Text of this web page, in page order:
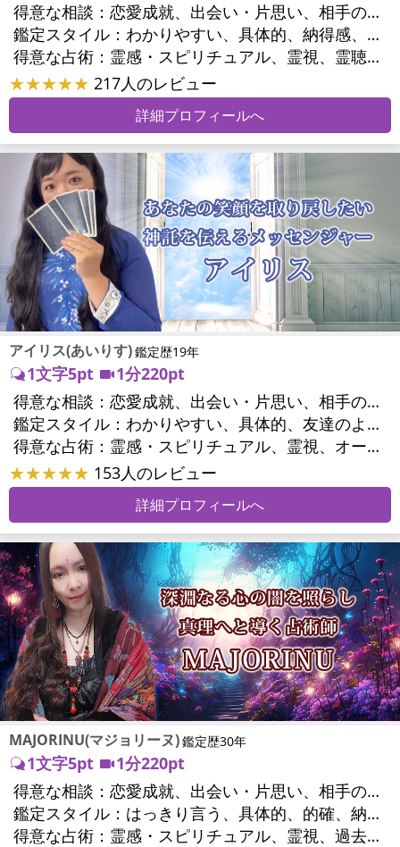
得意な相談：
恋愛成就、出会い・片思い、相手の気持ち、相性、縁結び、結婚、男心・女心、二人の今後、複雑な恋愛、三角関係、略奪愛、浮気、不倫、復活愛、復縁、離婚、同性愛・LGBT、人間関係、職場の人間関係、対人関係、仕事運、適職、天職、転職、進路、就職、人生全般、使命、経営相談、人事、開業、廃業、夢、目標、ビジネスチャンス、ビジネスパートナー、パワーハラスメント、セクシャルハラスメント、家族関係、夫婦関係、家庭問題、夫婦問題、親族問題、育児・子育て、シングルマザー、ドメスティックバイオレンス、相続関係、美容、精神問題、心の問題、うつ、ストレス、いじめ、人生相談、霊的問題、ご先祖様、守護霊様、お墓参り、魂の本質、前世、来世、夢診断、ペットの気持ち、ペット交信、ペットへのヒーリング、パワーストーン選択、引越し・転居、方位、開運指導、健康運、金銭トラブル、ご近所問題、縁切り
鑑定スタイル：
わかりやすい、具体的、納得感、友達のように相談できる、聞き上手、とても話しやすい、じっくり聞いてくれる、愛にあふれ温かい、勇気をくれる、前向き・元気になれる、実力派
得意な占術：
霊感・スピリチュアル、霊視、霊聴、未来予知、前世・来世、守護霊対話、波動修正、オーラ、エネルギー調整、ソウルメイト、チャネリング、ペットの気持ち、タロット、オラクルカード、風水、姓名判断、九星気学、四柱推命、数秘術、カラー診断、夢診断、易学、手相、人相(顔相)、祈祷、祈願、縁結び、除霊、縁切り、パワーストーン、水晶、サイコロ、ヒーリング、レイキ、カウンセリング、オリジナル占術
★★★★★ 217人のレビュー
詳細プロフィールへ
アイリス(あいりす)鑑定歴19年
1文字5pt
1分220pt
得意な相談：
恋愛成就、出会い・片思い、相手の気持ち、相性、結婚、男心・女心、二人の今後、複雑な恋愛、浮気、不倫、復活愛、復縁、離婚、同性愛・LGBT、人間関係、職場の人間関係、対人関係、仕事運、適職、転職、就職、家族関係、夫婦関係、家庭問題、育児・子育て、シングルマザー、精神問題、心の問題、トラウマ、ストレス、健康運、金運、金銭トラブル
鑑定スタイル：
わかりやすい、具体的、友達のように相談できる、聞き上手、とても話しやすい、じっくり聞いてくれる、愛にあふれ温かい、前向き・元気になれる
得意な占術：
霊感・スピリチュアル、霊視、オーラ、タロット、オラクルカード
★★★★★ 153人のレビュー
詳細プロフィールへ
MAJORINU(マジョリーヌ)鑑定歴30年
1文字5pt
1分220pt
得意な相談：
恋愛成就、出会い・片思い、相手の気持ち、相性、縁結び、結婚、男心・女心、二人の今後、複雑な恋愛、三角関係、略奪愛、浮気、不倫、復活愛、復縁、離婚、同性愛・LGBT、人間関係、職場の人間関係、対人関係、仕事運、適職、天職、転職、進路、就職、人生全般、使命、経営相談、人事、開業、夢、目標、ビジネスチャンス、ビジネスパートナー、パワーハラスメント、セクシャルハラスメント、家族関係、夫婦関係、家庭問題、夫婦問題、親族問題、育児・子育て、シングルマザー、ドメスティックバイオレンス、相続関係、精神問題、心の問題、うつ、トラウマ、ストレス、いじめ、人生相談、霊的問題、魂の本質、前世、ペットの気持ち、パワーストーン選択、引越し・転居、方位、健康運、金運、金銭トラブル、ご近所問題、縁切り
鑑定スタイル：
はっきり言う、具体的、的確、納得感、情報量が多い、友達のように相談できる、聞き上手、とても話しやすい、じっくり聞いてくれる、愛にあふれ温かい、深く濃厚、勇気をくれる、前向き・元気になれる、実力派
得意な占術：
霊感・スピリチュアル、霊視、過去視、未来予知、前世・来世、波動修正、オーラ、エネルギー調整、ソウルメイト、チャネリング、ペットの気持ち、タロット、オラクルカード、風水、姓名判断、九星気学、四柱推命、占星術、数秘術、カラー診断、易学、祈祷、祈願、縁結び、縁切り、ダウジング、ルーン、パワーストーン、カウンセリング、オリジナル占術、ルノルマンカード